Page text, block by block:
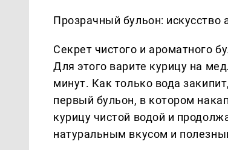
Прозрачный бульон: искусство
Секрет чистого и ароматного
Для этого варите курицу на
минут. Как только вода
первый бульон, в котором
курицу чистой водой и
натуральным вкусом и